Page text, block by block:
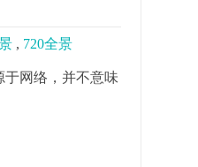
, 720全景
网络，并不意味